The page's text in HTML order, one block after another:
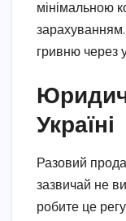
мінімальною
гривню через
Україні
Разовий
зазвичай не
робите це